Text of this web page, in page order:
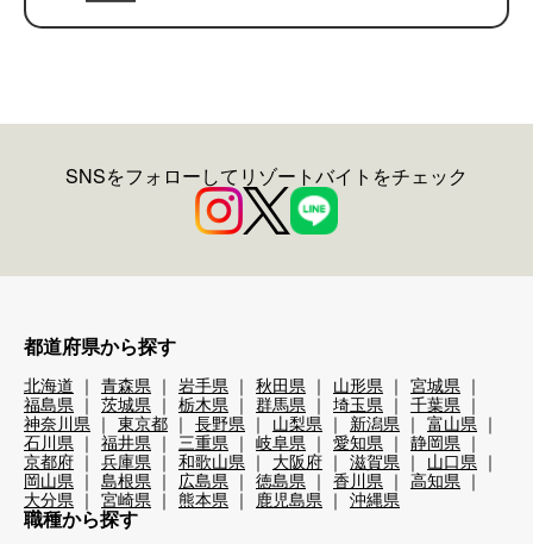
SNSをフォローしてリゾートバイトをチェック
都道府県から探す
北海道 青森県 岩手県 秋田県 山形県
宮城県
福島県
茨城県 栃木県 群馬県 埼玉県
千葉県
神奈川県
東京都 長野県 山梨県 新潟県
富山県
石川県
福井県 三重県 岐阜県 愛知県
静岡県
京都府
兵庫県 和歌山県 大阪府 滋賀県
山口県
岡山県
島根県 広島県 徳島県 香川県
高知県
大分県
宮崎県 熊本県 鹿児島県 沖縄県
職種から探す